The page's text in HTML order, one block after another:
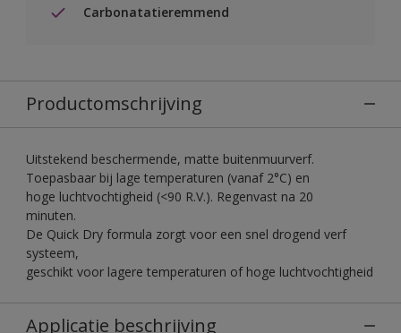
Carbonatatieremmend
Productomschrijving
Uitstekend beschermende, matte buitenmuurverf.
Toepasbaar bij lage temperaturen (vanaf 2°C) en
hoge luchtvochtigheid (<90 R.V.). Regenvast na 20
minuten.
De Quick Dry formula zorgt voor een snel drogend verf
systeem,
geschikt voor lagere temperaturen of hoge luchtvochtigheid
Applicatie beschrijving